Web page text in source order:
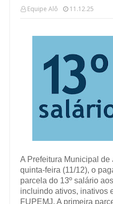
Equipe Alô 11.12.25
A Prefeitura Municipal
quinta-feira (11/12), o
parcela do 13º salário
incluindo ativos, inativos
FUPEMJ. A primeira